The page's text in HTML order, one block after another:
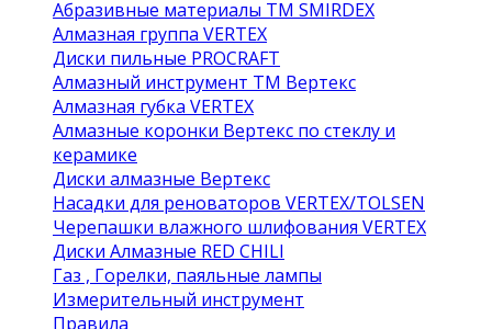
Абразивные материалы ТМ SMIRDEX
Алмазная группа VERTEX
Диски пильные PROCRAFT
Алмазный инструмент ТМ Вертекс
Алмазная губка VERTEX
Алмазные коронки Вертекс по стеклу и
керамике
Диски алмазные Вертекс
Насадки для реноваторов VERTEX/TOLSEN
Черепашки влажного шлифования VERTEX
Диски Алмазные RED CHILI
Газ , Горелки, паяльные лампы
Измерительный инструмент
Правила